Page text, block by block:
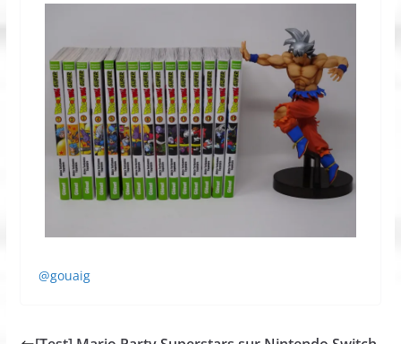
@gouaig